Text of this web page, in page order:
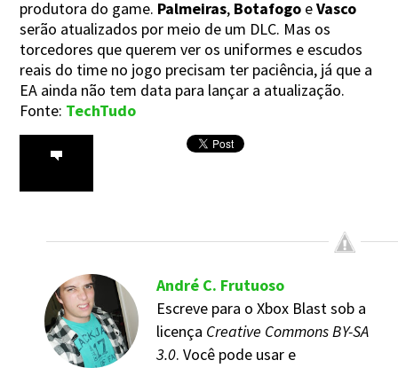
produtora do game. Palmeiras, Botafogo eVasco
serão atualizados por meio de um DLC. Mas os
torcedores que querem ver os uniformes e escudos
reais do time no jogo precisam ter paciência, já que a
EA ainda não tem data para lançar a atualização.
Fonte: TechTudo
André C. Frutuoso
Escreve para o Xbox Blast sob a
licença Creative Commons BY-SA
3.0. Você pode usar e